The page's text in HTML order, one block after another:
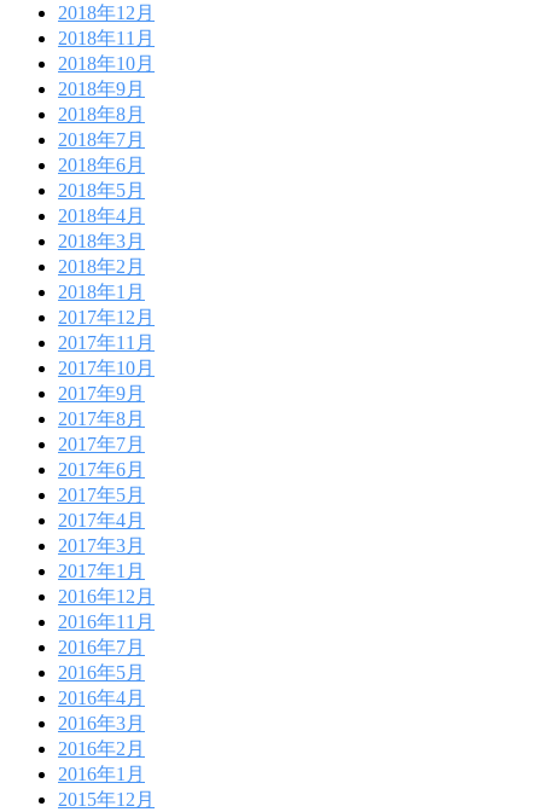
2018年12月
2018年11月
2018年10月
2018年9月
2018年8月
2018年7月
2018年6月
2018年5月
2018年4月
2018年3月
2018年2月
2018年1月
2017年12月
2017年11月
2017年10月
2017年9月
2017年8月
2017年7月
2017年6月
2017年5月
2017年4月
2017年3月
2017年1月
2016年12月
2016年11月
2016年7月
2016年5月
2016年4月
2016年3月
2016年2月
2016年1月
2015年12月